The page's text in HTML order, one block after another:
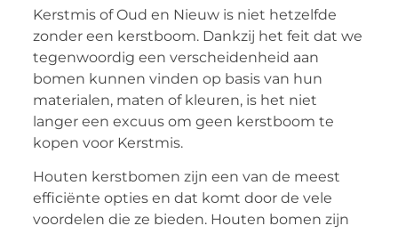
Kerstmis of Oud en Nieuw is niet hetzelfde
zonder een kerstboom. Dankzij het feit dat we
tegenwoordig een verscheidenheid aan
bomen kunnen vinden op basis van hun
materialen, maten of kleuren, is het niet
langer een excuus om geen kerstboom te
kopen voor Kerstmis.
Houten kerstbomen zijn een van de meest
efficiënte opties en dat komt door de vele
voordelen die ze bieden. Houten bomen zijn